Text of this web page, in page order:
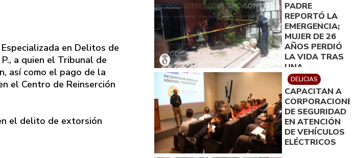
en Delitos de
a quien el Tribunal de
así como el pago de la
el Centro de Reinserción
el delito de extorsión
PADRE
REPORTÓ LA
EMERGENCIA;
MUJER DE 26
AÑOS PERDIÓ
LA VIDA TRAS
UNA
PRESUNTA
INTOXICACIÓN.
DELICIAS
CAPACITAN A
DE SEGURIDAD
EN ATENCIÓN
DE VEHÍCULOS
ELÉCTRICOS